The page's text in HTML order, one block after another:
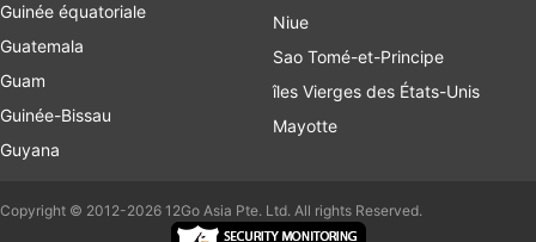
Guinée équatoriale
Guatemala
Guam
Guinée-Bissau
Guyana
Niue
Sao Tomé-et-Principe
îles Vierges des États-Unis
Mayotte
Copyright © 2012-2026 12Go Asia Pte. Ltd. All rights Reserved.